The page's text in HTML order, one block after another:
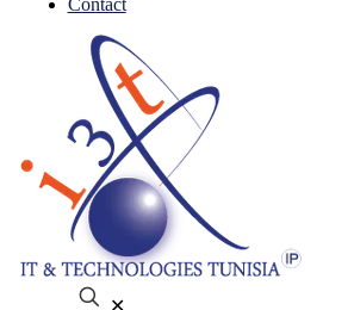
Contact
✕